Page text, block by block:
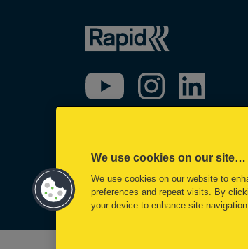
©2026 ACCO Brands
We use cookies on our site…
We use cookies on our website to
preferences and repeat visits. By
your device to enhance site